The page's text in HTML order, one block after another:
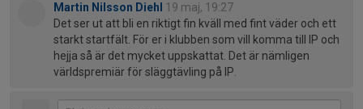
Martin Nilsson Diehl
19 maj, 19:27
Det ser ut att bli en riktigt fin kväll med fint väder och ett
starkt startfält. För er i klubben som vill komma till IP och
hejja så är det mycket uppskattat. Det är nämligen
världspremiär för släggtävling på IP.